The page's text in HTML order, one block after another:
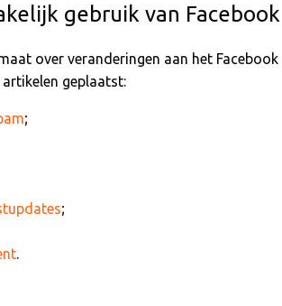
gebruik van Facebook
over veranderingen aan het Facebook
geplaatst:
;
;
.